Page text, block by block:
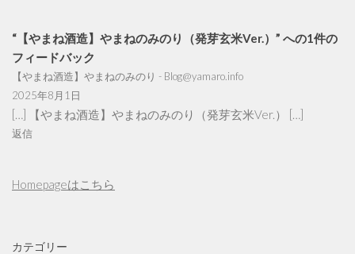
“【やまね酒造】やまねのみのり（発芽玄米Ver.）” への1件の
フィードバック
【やまね酒造】やまねのみのり - Blog@yamaro.info
2025年8月1日
[…] 【やまね酒造】やまねのみのり（発芽玄米Ver.） […]
返信
Homepageはこちら
カテゴリー